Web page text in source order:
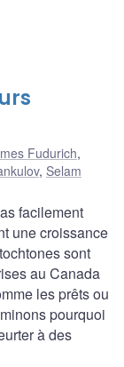
Fudurich,
, Selam
facilement
une croissance
sont
au Canada
les prêts ou
pourquoi
à des